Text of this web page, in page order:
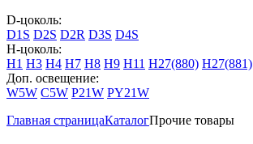
D-цоколь:
D1S D2S D2R D3S D4S
H-цоколь:
H1 H3 H4 H7 H8 H9 H11 H27(880) H27(881)
Доп. освещение:
W5W C5W P21W PY21W
Главная страницаКаталогПрочие товары